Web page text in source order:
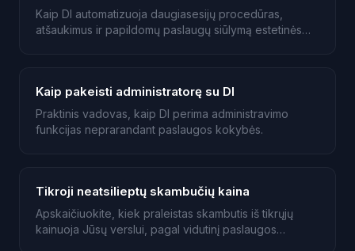
Kaip DI automatizuoja daugiasesijų procedūras,
atšaukimus ir papildomų paslaugų siūlymą estetinės
Kaip pakeisti administratorę su DI
Praktinis vadovas, kaip DI perima administravimo
funkcijas neprarandant paslaugos kokybės.
Tikroji neatsilieptų skambučių kaina
Apskaičiuokite, kiek praleistas skambutis iš tikrųjų
kainuoja Jūsų verslui, pagal vidutinį paslaugos